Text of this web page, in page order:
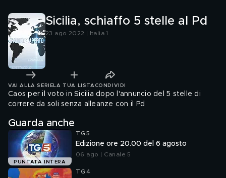
Sicilia, schiaffo 5 stelle al Pd
23 ago 2022 | Italia 1
VAI ALLA SERIE LA TUA LISTA CONDIVIDI
Caos per il voto in Sicilia dopo l'annuncio del 5 stelle di
correre da soli senza alleanze con il Pd
Guarda anche
PUNTATA INTERA
TG5
Edizione ore 20.00 del 6 agosto
06 ago | Canale 5
TG4